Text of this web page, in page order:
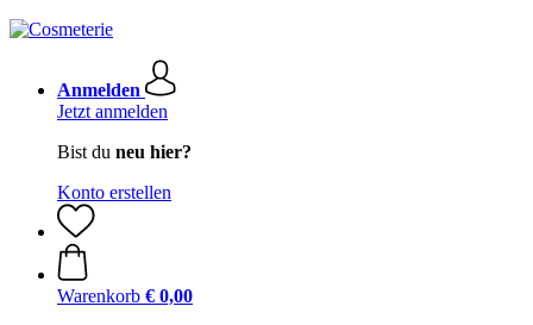
Anmelden
Jetzt anmelden
Bist du neu hier?
Konto erstellen
Warenkorb € 0,00